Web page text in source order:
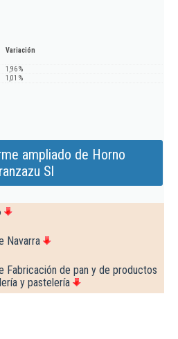
Variación
1,96 %
1,01 %
ampliado de Horno
Sl
Navarra
Fabricación de pan y de productos
y pastelería